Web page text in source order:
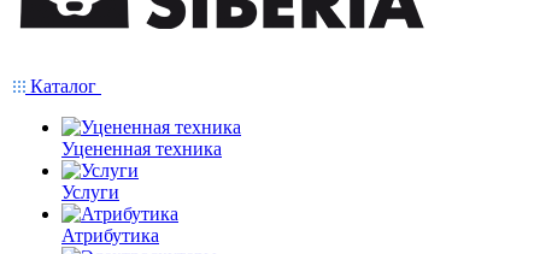
Каталог
Уцененная техника
Услуги
Атрибутика